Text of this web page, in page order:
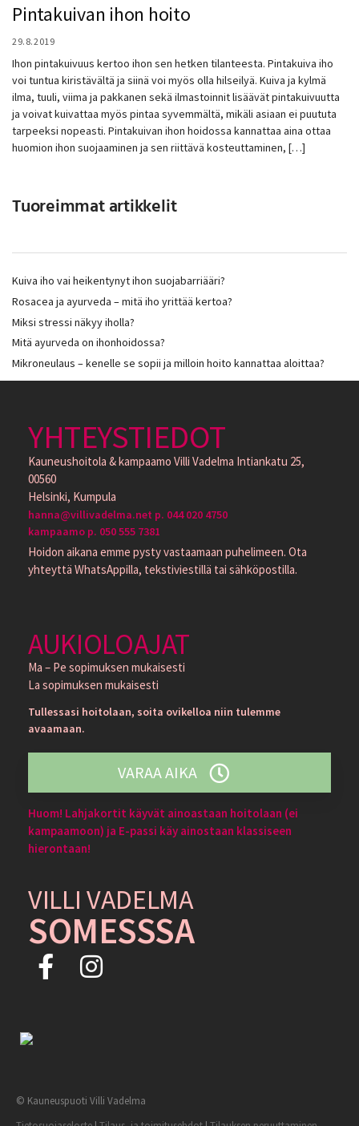
Pintakuivan ihon hoito
29.8.2019
Ihon pintakuivuus kertoo ihon sen hetken tilanteesta. Pintakuiva iho
voi tuntua kiristävältä ja siinä voi myös olla hilseilyä. Kuiva ja kylmä
ilma, tuuli, viima ja pakkanen sekä ilmastoinnit lisäävät pintakuivuutta
ja voivat kuivattaa myös pintaa syvemmältä, mikäli asiaan ei puututa
tarpeeksi nopeasti. Pintakuivan ihon hoidossa kannattaa aina ottaa
huomion ihon suojaaminen ja sen riittävä kosteuttaminen, […]
Tuoreimmat artikkelit
Kuiva iho vai heikentynyt ihon suojabarriääri?
Rosacea ja ayurveda – mitä iho yrittää kertoa?
Miksi stressi näkyy iholla?
Mitä ayurveda on ihonhoidossa?
Mikroneulaus – kenelle se sopii ja milloin hoito kannattaa aloittaa?
YHTEYSTIEDOT
Kauneushoitola & kampaamo Villi Vadelma Intiankatu 25,
00560
Helsinki, Kumpula
hanna@villivadelma.net p. 044 020 4750
kampaamo p. 050 555 7381
Hoidon aikana emme pysty vastaamaan puhelimeen. Ota
yhteyttä WhatsAppilla, tekstiviestillä tai sähköpostilla.
AUKIOLOAJAT
Ma – Pe sopimuksen mukaisesti
La sopimuksen mukaisesti
Tullessasi hoitolaan, soita ovikelloa niin tulemme
avaamaan.
VARAA AIKA
Huom! Lahjakortit käyvät ainoastaan hoitolaan (ei
kampaamoon) ja E-passi käy ainostaan klassiseen
hierontaan!
VILLI VADELMA
SOMESSSA
© Kauneuspuoti Villi Vadelma